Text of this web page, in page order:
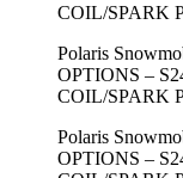
COIL/SPARK
Polaris
OPTIONS –
COIL/SPARK
Polaris
OPTIONS –